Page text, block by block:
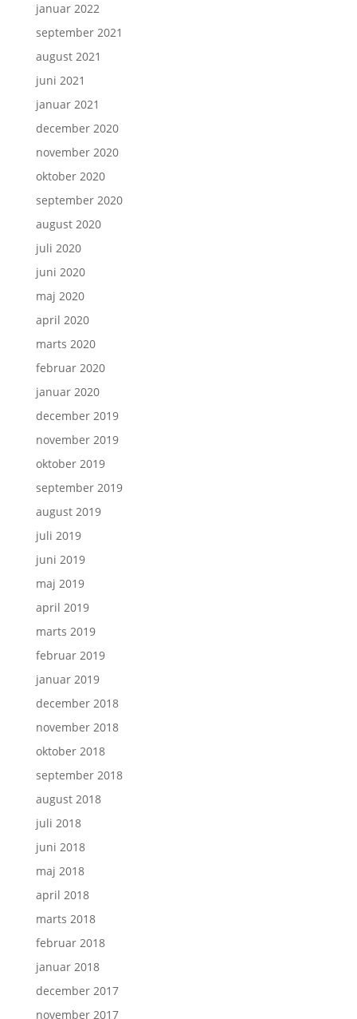
januar 2022
september 2021
august 2021
juni 2021
januar 2021
december 2020
november 2020
oktober 2020
september 2020
august 2020
juli 2020
juni 2020
maj 2020
april 2020
marts 2020
februar 2020
januar 2020
december 2019
november 2019
oktober 2019
september 2019
august 2019
juli 2019
juni 2019
maj 2019
april 2019
marts 2019
februar 2019
januar 2019
december 2018
november 2018
oktober 2018
september 2018
august 2018
juli 2018
juni 2018
maj 2018
april 2018
marts 2018
februar 2018
januar 2018
december 2017
november 2017